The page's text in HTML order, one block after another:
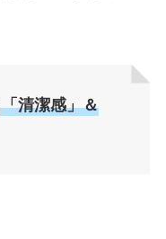
「清潔感」＆